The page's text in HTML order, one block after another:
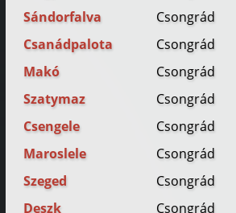
Sándorfalva
Csongrád
Csanádpalota
Csongrád
Makó
Csongrád
Szatymaz
Csongrád
Csengele
Csongrád
Maroslele
Csongrád
Szeged
Csongrád
Deszk
Csongrád